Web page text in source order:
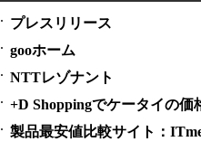
プレスリリース
gooホーム
NTTレゾナント
+D Shoppingでケータイの価
製品最安値比較サイト：